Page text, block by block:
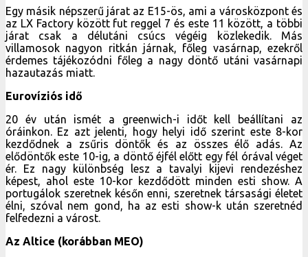
Egy másik népszerű járat az E15-ös, ami a városközpont és
az LX Factory között fut reggel 7 és este 11 között, a többi
járat csak a délutáni csúcs végéig közlekedik. Más
villamosok nagyon ritkán járnak, főleg vasárnap, ezekről
érdemes tájékozódni főleg a nagy döntő utáni vasárnapi
hazautazás miatt.
Eurovíziós idő
20 év után ismét a greenwich-i időt kell beállítani az
óráinkon. Ez azt jelenti, hogy helyi idő szerint este 8-kor
kezdődnek a zsűris döntők és az összes élő adás. Az
elődöntők este 10-ig, a döntő éjfél előtt egy fél órával véget
ér. Ez nagy különbség lesz a tavalyi kijevi rendezéshez
képest, ahol este 10-kor kezdődött minden esti show. A
portugálok szeretnek későn enni, szeretnek társasági életet
élni, szóval nem gond, ha az esti show-k után szeretnéd
felfedezni a várost.
Az Altice (korábban MEO)